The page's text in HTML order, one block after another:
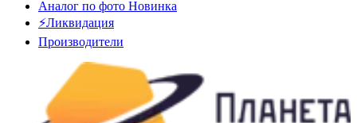
Аналог по фото Новинка
⚡Ликвидация
Производители